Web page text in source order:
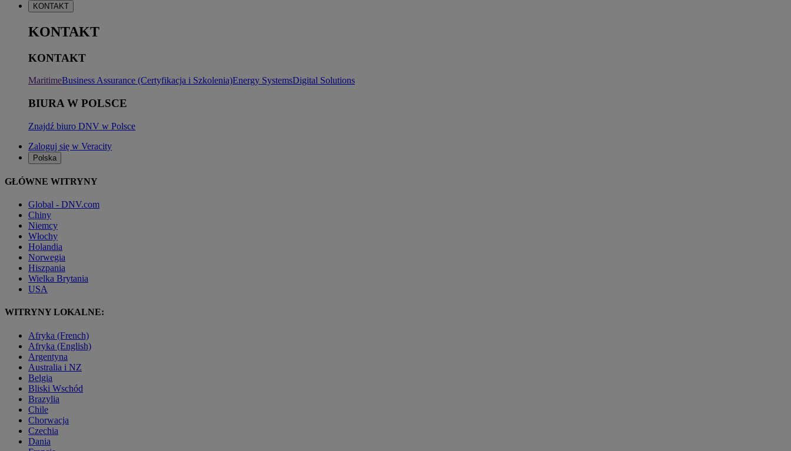
KONTAKT
KONTAKT
KONTAKT
MaritimeBusiness Assurance (Certyfikacja i Szkolenia)Energy SystemsDigital Solutions
BIURA W POLSCE
Znajdź biuro DNV w Polsce
Zaloguj się w Veracity
Polska
GŁÓWNE WITRYNY
Global - DNV.com
Chiny
Niemcy
Włochy
Holandia
Norwegia
Hiszpania
Wielka Brytania
USA
WITRYNY LOKALNE:
Afryka (French)
Afryka (English)
Argentyna
Australia i NZ
Belgia
Bliski Wschód
Brazylia
Chile
Chorwacja
Czechia
Dania